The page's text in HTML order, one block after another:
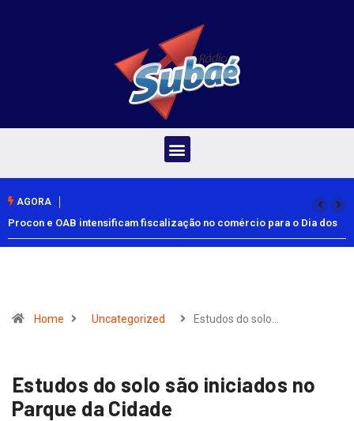
AGORA
Procon e OAB intensificam fiscalização no comércio para o Dia dos
Pais
Home Uncategorized Estudos do solo…
Estudos do solo são iniciados no
Parque da Cidade